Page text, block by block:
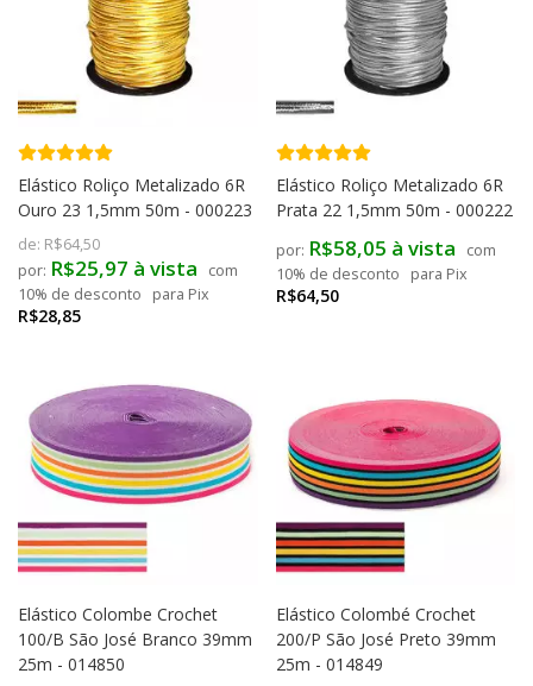
Elástico Roliço Metalizado 6R
Ouro 23 1,5mm 50m - 000223
de: R$64,50
R$28,85
R$25,97 à vista
com
10% de desconto
para Pix
Elástico Roliço Metalizado 6R
Prata 22 1,5mm 50m - 000222
R$64,50
R$58,05 à vista
com
10% de desconto
para Pix
Elástico Colombe Crochet
100/B São José Branco 39mm
25m - 014850
Elástico Colombé Crochet
200/P São José Preto 39mm
25m - 014849